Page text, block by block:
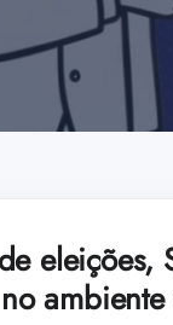
eleições,